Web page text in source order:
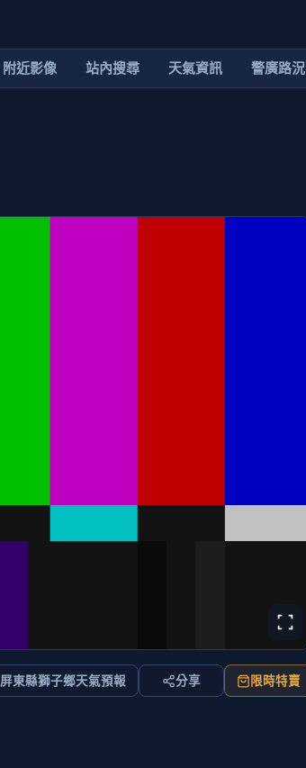
附近影像 站內搜尋 天氣資訊 警廣路況
屏東縣獅子鄉天氣預報 分享 限時特賣